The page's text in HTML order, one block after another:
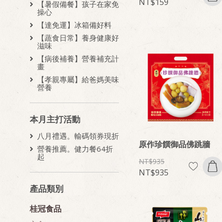
【暑假備餐】孩子在家免
操心
【達免運】冰箱備好料
【蔬食日常】養身健康好
滋味
【病後補養】營養補充計
畫
【孝親專屬】給爸媽美味
營養
本月主打活動
八月禮遇。輸碼領券現折
營養推薦。健力餐64折
起
產品類別
桂冠食品
原作珍饌御品佛跳牆
935
935